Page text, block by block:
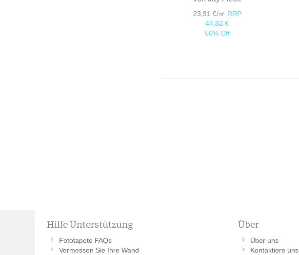
23,91 €/㎡ RRP
47,82 €
50% Off
Hilfe Unterstützung
Fototapete FAQs
Vermessen Sie Ihre Wand
Über
Über uns
Kontaktiere uns